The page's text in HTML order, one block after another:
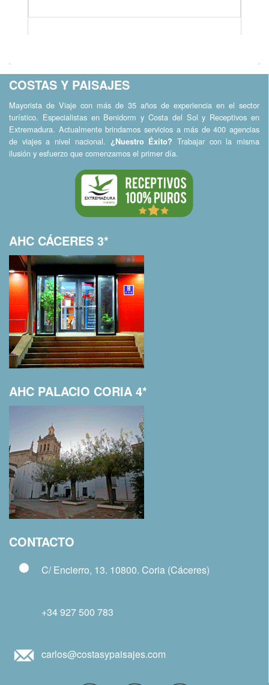
COSTAS Y PAISAJES
Mayorista de Viaje con más de 35 años de experiencia en el sector
turístico. Especialistas en Benidorm y Costa del Sol y Receptivos en
Extremadura. Actualmente brindamos servicios a más de 400 agencias
de viajes a nivel nacional. ¿Nuestro Éxito? Trabajar con la misma
ilusión y esfuerzo que comenzamos el primer día.
AHC CÁCERES 3*
AHC PALACIO CORIA 4*
CONTACTO
C/ Encierro, 13. 10800. Coria (Cáceres)
+34 927 500 783
carlos@costasypaisajes.com